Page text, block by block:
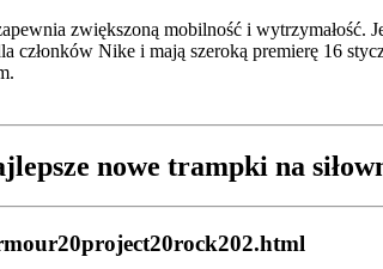
zwiększoną mobilność i wytrzymałość.
Nike i mają szeroką premierę 16
nowe trampki na